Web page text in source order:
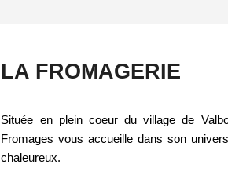
LA FROMAGERIE
Située en plein coeur du village de
Fromages vous accueille dans son
chaleureux.